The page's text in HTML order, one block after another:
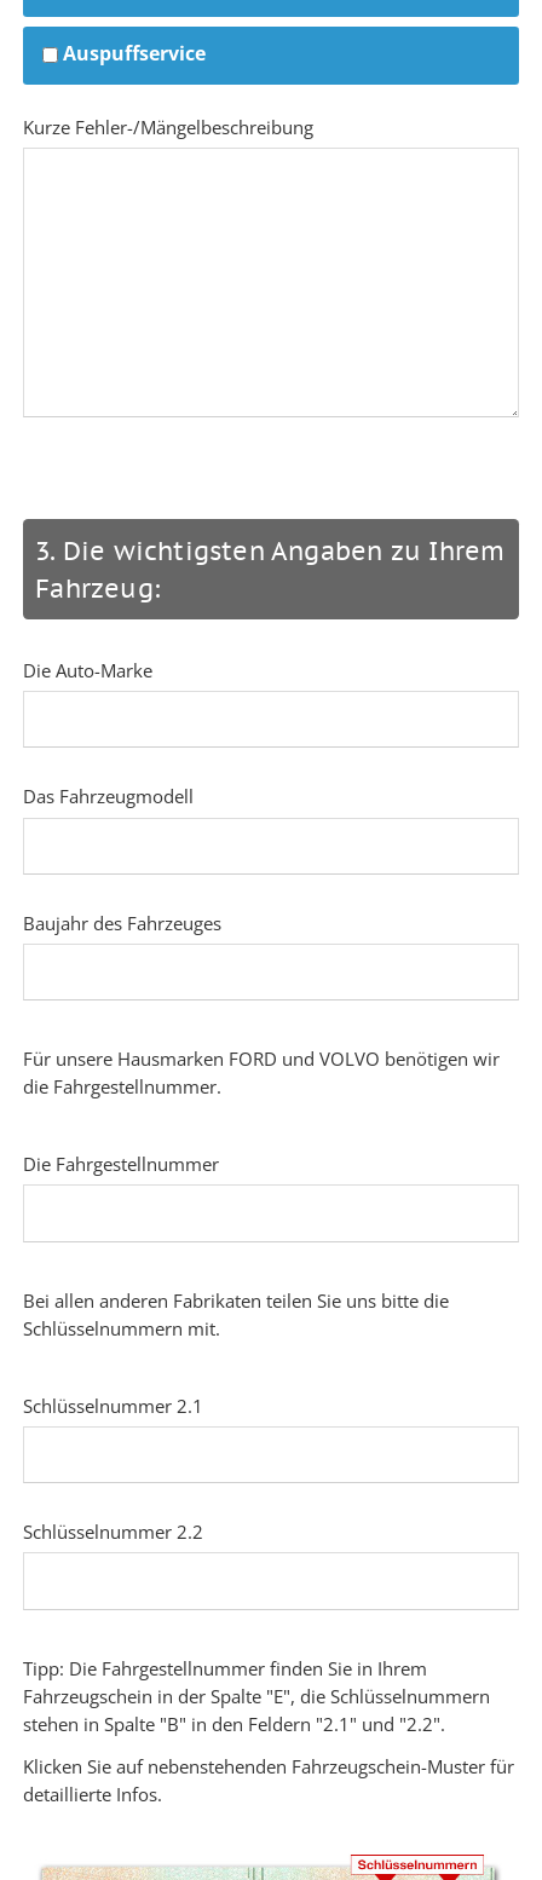
Auspuffservice
Kurze Fehler-/Mängelbeschreibung
3. Die wichtigsten Angaben zu Ihrem
Fahrzeug:
Die Auto-Marke
Das Fahrzeugmodell
Baujahr des Fahrzeuges
Für unsere Hausmarken FORD und VOLVO benötigen wir
die Fahrgestellnummer.
Die Fahrgestellnummer
Bei allen anderen Fabrikaten teilen Sie uns bitte die
Schlüsselnummern mit.
Schlüsselnummer 2.1
Schlüsselnummer 2.2
Tipp: Die Fahrgestellnummer finden Sie in Ihrem
Fahrzeugschein in der Spalte "E", die Schlüsselnummern
stehen in Spalte "B" in den Feldern "2.1" und "2.2".
Klicken Sie auf nebenstehenden Fahrzeugschein-Muster für
detaillierte Infos.